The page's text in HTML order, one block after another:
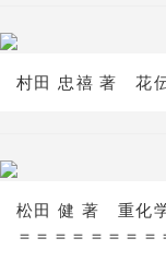
村田 忠禧 著 花
松田 健 著 重化
＝＝＝＝＝＝＝＝